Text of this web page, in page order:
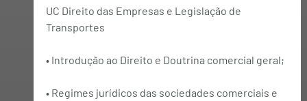
UC Direito das Empresas e Legislação de
Transportes
• Introdução ao Direito e Doutrina comercial geral;
• Regimes jurídicos das sociedades comerciais e